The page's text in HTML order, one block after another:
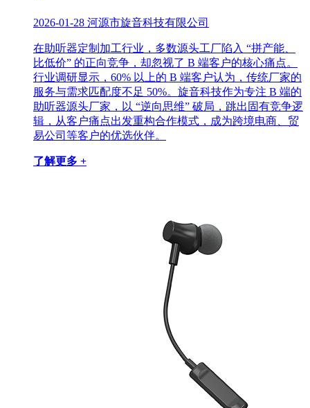
2026-01-28 河源市旋音科技有限公司
在助听器定制加工行业，多数源头工厂陷入 “拼产能、
比低价” 的正向竞争，却忽视了 B 端客户的核心痛点。
行业调研显示，60% 以上的 B 端客户认为，传统厂家的
服务与需求匹配度不足 50%。旋音科技作为专注 B 端的
助听器源头厂家，以 “逆向思维” 破局，跳出固有竞争逻
辑，从客户痛点出发重构合作模式，成为跨境电商、贸
易公司等客户的优选伙伴。
了解更多 +